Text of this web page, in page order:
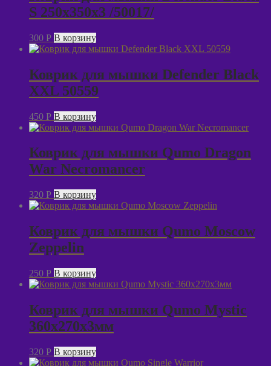
S 250x350x3 /50017/
300 P В корзину
Коврик для мышки Defender Black
XXL 50559
450 P В корзину
Коврик для мышки Qumo Dragon
War Necromancer
320 P В корзину
Коврик для мышки Qumo Moscow
Zeppelin
250 P В корзину
Коврик для мышки Qumo Mystic
360x270x3мм
320 P В корзину